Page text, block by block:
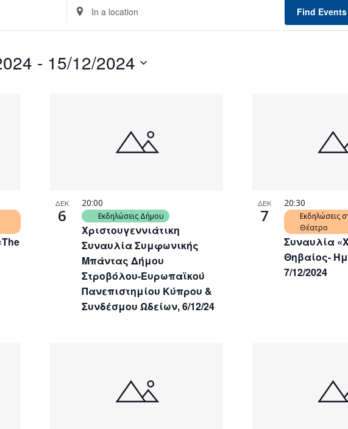
Enter
Location.
Search
Events
by
Find Events
- 15/12/2024
ΔΕΚ
6
Χριστουγεννιάτικη
Συναυλία Συμφωνικής
Μπάντας Δήμου
Στροβόλου-Ευρωπαϊκού
Πανεπιστημίου Κύπρου &
Συνδέσμου Ωδείων, 6/12/24
20:00
Εκδηλώσεις Δήμου
ΔΕΚ
7
Συναυλία
Θηβαίος-
7/12/2024
20:30
Εκδηλώσεις
Θέατρο